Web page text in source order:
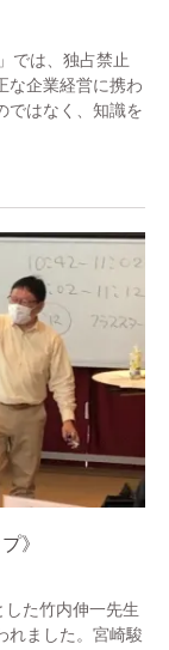
では、独占禁止
な企業経営に携わ
ではなく、知識を
》
した竹内伸一先生
れました。宮崎駿